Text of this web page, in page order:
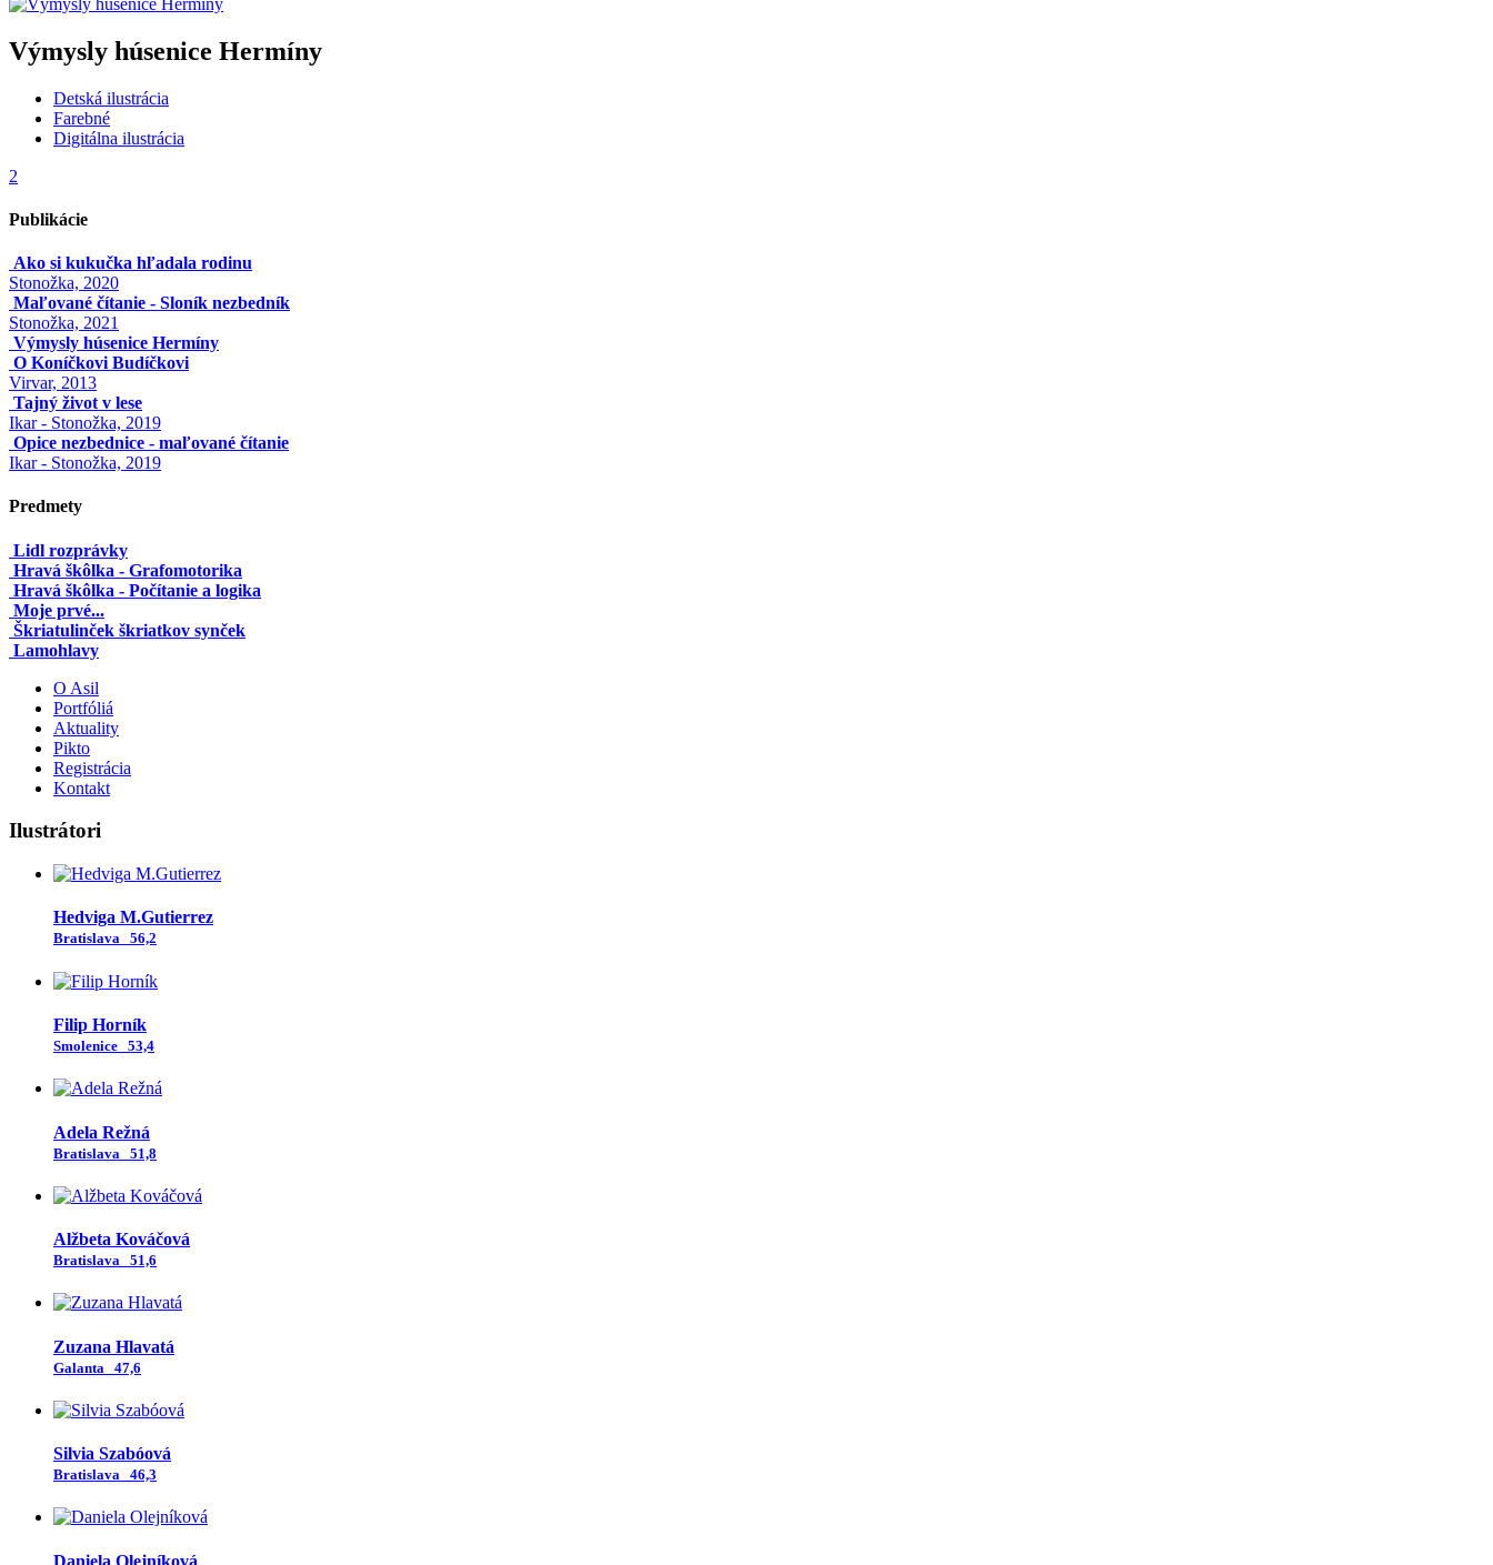
Výmysly húsenice Hermíny
Detská ilustrácia
Farebné
Digitálna ilustrácia
2
Publikácie
Ako si kukučka hľadala rodinu
Stonožka, 2020
Maľované čítanie - Sloník nezbedník
Stonožka, 2021
Výmysly húsenice Hermíny
O Koníčkovi Budíčkovi
Virvar, 2013
Tajný život v lese
Ikar - Stonožka, 2019
Opice nezbednice - maľované čítanie
Ikar - Stonožka, 2019
Predmety
Lidl rozprávky
Hravá škôlka - Grafomotorika
Hravá škôlka - Počítanie a logika
Moje prvé...
Škriatulinček škriatkov synček
Lamohlavy
O Asil
Portfóliá
Aktuality
Pikto
Registrácia
Kontakt
Ilustrátori
Hedviga M.Gutierrez
Bratislava 56,2
Filip Horník
Smolenice 53,4
Adela Režná
Bratislava 51,8
Alžbeta Kováčová
Bratislava 51,6
Zuzana Hlavatá
Galanta 47,6
Silvia Szabóová
Bratislava 46,3
Daniela Olejníková